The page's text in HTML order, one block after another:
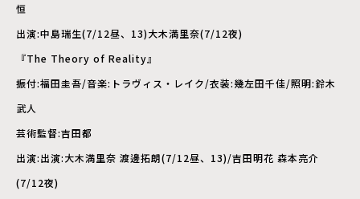
恒
出演:中島瑞生(7/12昼、13)大木満里奈(7/12夜)
『The Theory of Reality』
振付:福田圭吾/音楽:トラヴィス・レイク/衣装:幾左田千佳/照明:鈴木
武人
芸術監督:吉田都
出演:出演:大木満里奈 渡邊拓朗(7/12昼、13)/吉田明花 森本亮介
(7/12夜)